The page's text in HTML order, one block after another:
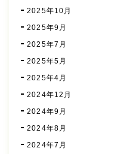
2025年10月
2025年9月
2025年7月
2025年5月
2025年4月
2024年12月
2024年9月
2024年8月
2024年7月